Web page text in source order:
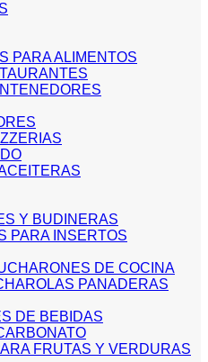
PARA ALIMENTOS
Y BUDINERAS
PARA INSERTOS
DE COCINA
PANADERAS
DE BEBIDAS
FRUTAS Y VERDURAS